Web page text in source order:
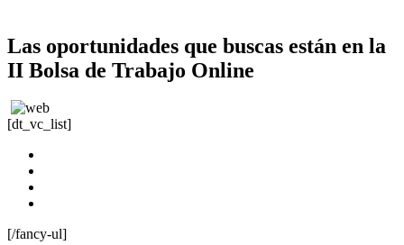
Las oportunidades que buscas están en la
II Bolsa de Trabajo Online
[dt_vc_list]
[/fancy-ul]